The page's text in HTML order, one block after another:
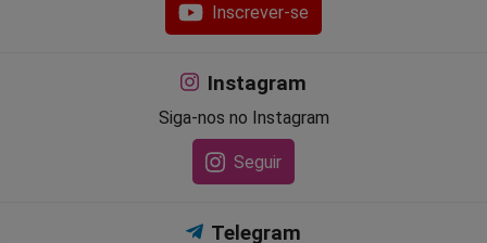
Inscrever-se
Instagram
Siga-nos no Instagram
Seguir
Telegram